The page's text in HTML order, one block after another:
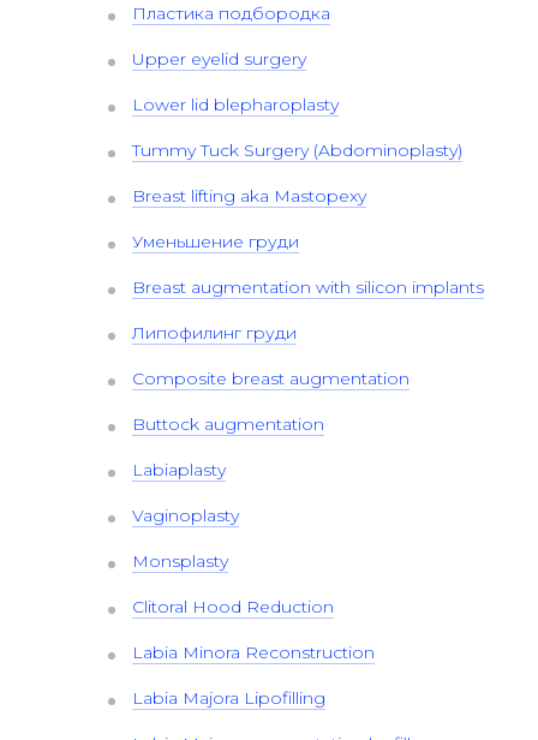
Пластика подбородка
Upper eyelid surgery
Lower lid blepharoplasty
Tummy Tuck Surgery (Abdominoplasty)
Breast lifting aka Mastopexy
Уменьшение груди
Breast augmentation with silicon implants
Липофилинг груди
Composite breast augmentation
Buttock augmentation
Labiaplasty
Vaginoplasty
Monsplasty
Clitoral Hood Reduction
Labia Minora Reconstruction
Labia Majora Lipofilling